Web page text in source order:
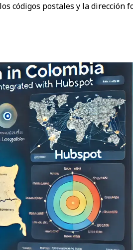
códigos postales y la dirección